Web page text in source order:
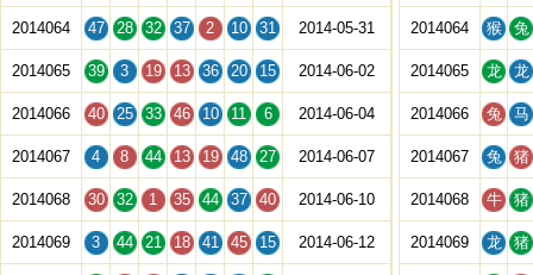
2014064 47 28 32 37 2 10 31 2014-05-31
2014065 39 3 19 13 36 20 15 2014-06-02
2014066 40 25 33 46 10 11 6 2014-06-04
2014067 4 8 44 13 19 48 27 2014-06-07
2014068 30 32 1 35 44 37 40 2014-06-10
2014069 3 44 21 18 41 45 15 2014-06-12
2014064 猴 兔
2014065 龙 龙
2014066 兔 马
2014067 兔 猪
2014068 牛 猪
2014069 龙 猪